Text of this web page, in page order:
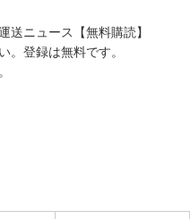
送ニュース【無料購読】
。登録は無料です。